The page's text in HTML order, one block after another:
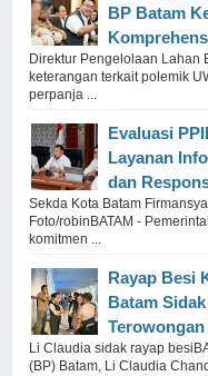
BP Batam
Direktur Pengelolaan Lahan
keterangan terkait polemik
perpanja ...
Evaluasi
Layanan
dan
Sekda Kota Batam
Foto/robinBATAM -
komitmen ...
Rayap Besi
Batam
Li Claudia sidak rayap
(BP) Batam, Li Claudia